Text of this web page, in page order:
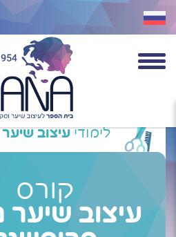
לימודי עיצוב שיער
קורס
עיצוב שיער